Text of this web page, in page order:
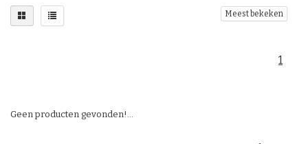
Meest bekeken
1
Geen producten gevonden!...